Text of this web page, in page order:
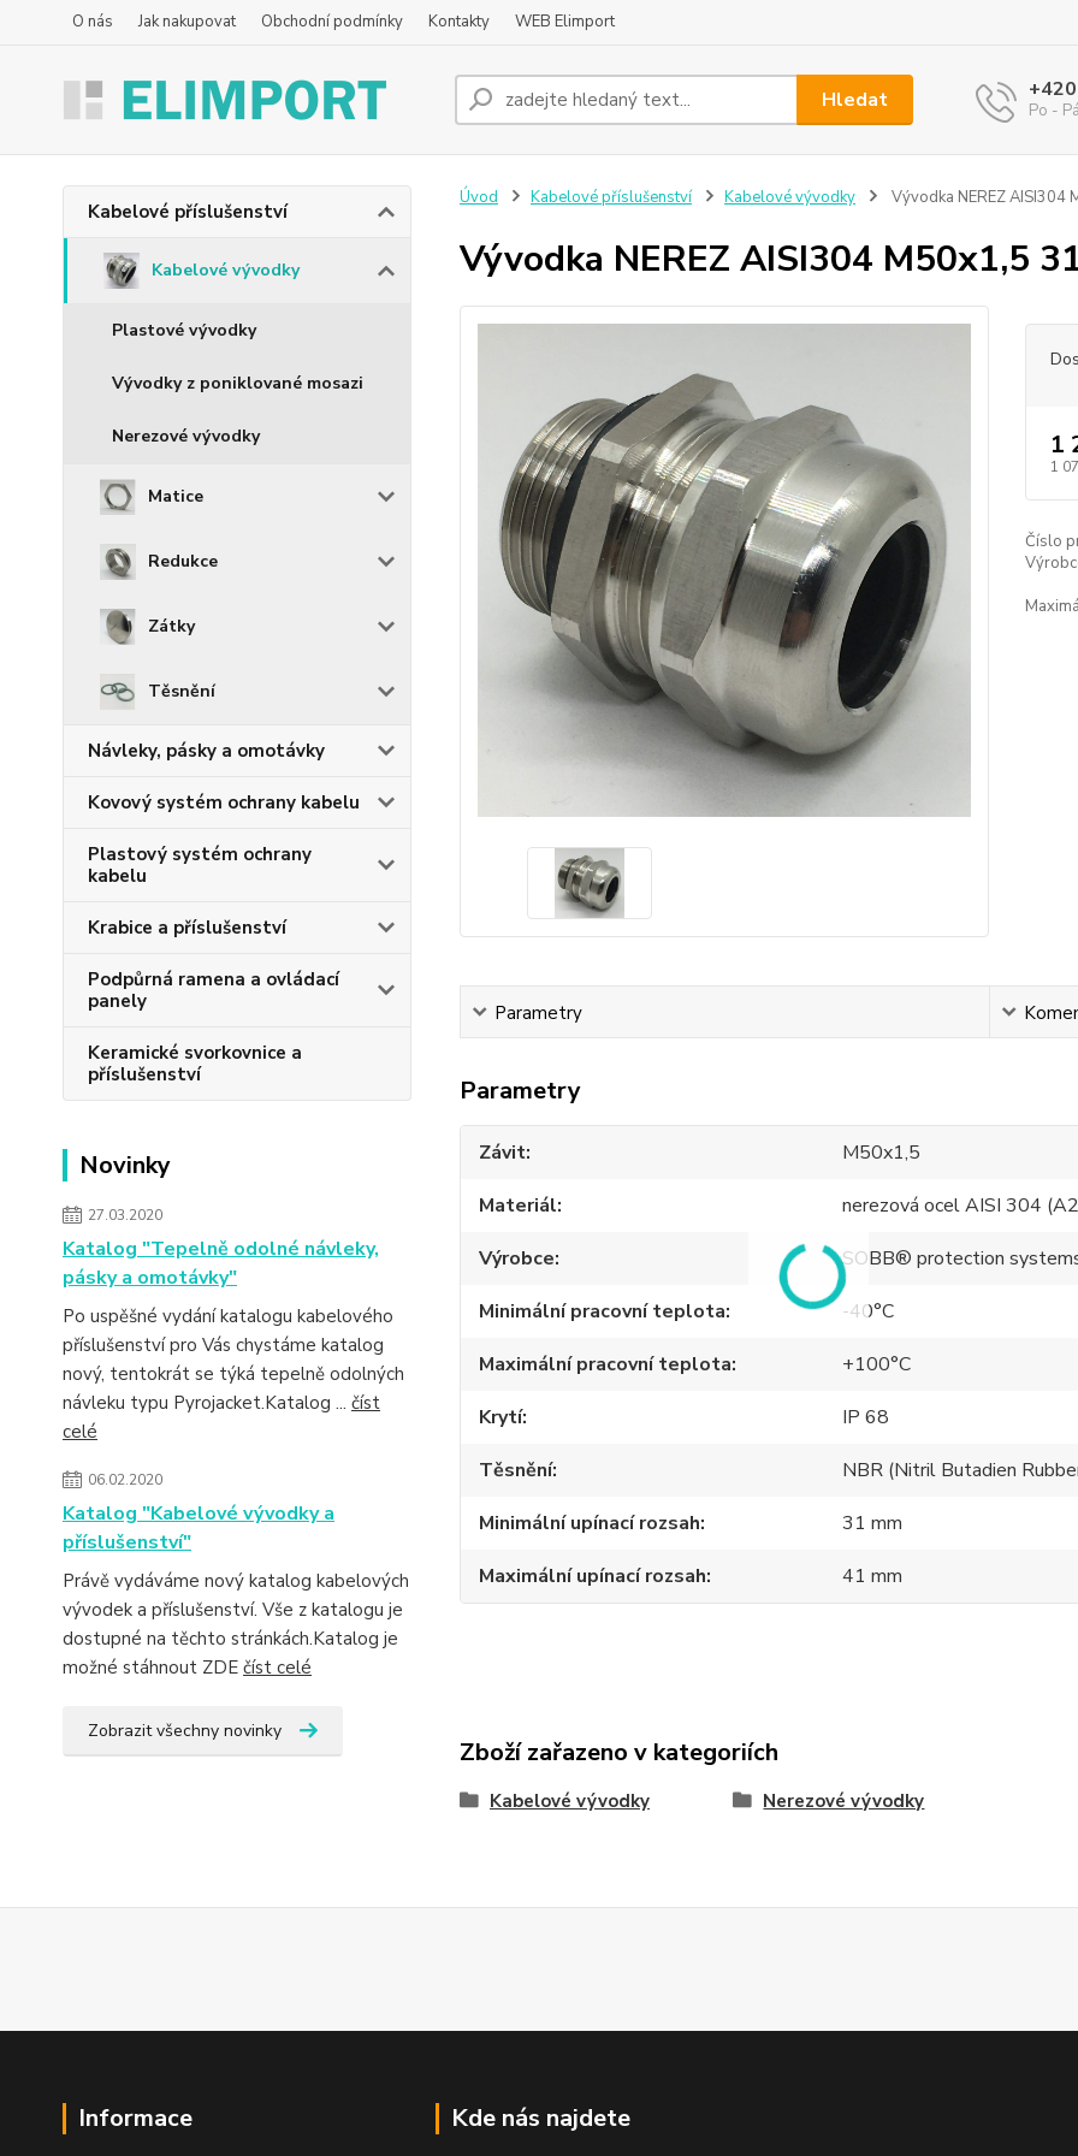
O nás Jak nakupovat Obchodní podmínky Kontakty WEB Elimport
Hledat Po -
Kabelové příslušenství
Kabelové vývodky
Plastové vývodky
Vývodky z poniklované mosazi
Nerezové vývodky
Matice
Redukce
Zátky
Těsnění
Návleky, pásky a omotávky
Kovový systém ochrany kabelu
Plastový systém ochrany
kabelu
Krabice a příslušenství
Podpůrná ramena a ovládací
panely
Keramické svorkovnice a
příslušenství
Novinky
27.03.2020
Katalog "Tepelně odolné návleky,
pásky a omotávky"
Po uspěšné vydání katalogu kabelového
příslušenství pro Vás chystáme katalog
nový, tentokrát se týká tepelně odolných
návleku typu Pyrojacket.Katalog ... číst
celé
06.02.2020
Katalog "Kabelové vývodky a
příslušenství"
Právě vydáváme nový katalog kabelových
vývodek a příslušenství. Vše z katalogu je
dostupné na těchto stránkách.Katalog je
možné stáhnout ZDE číst celé
Zobrazit všechny novinky
Úvod Kabelové příslušenství Kabelové vývodky Vývodka NEREZ AISI304
Vývodka NEREZ AISI304 M50x1,5
1
1
Číslo
Parametry
Parametry
Závit
M50x1,5
Materiál
nerezová ocel AISI 304
Výrobce
SOBB® protection
Minimální pracovní teplota
-40°C
Maximální pracovní teplota
+100°C
Krytí
IP 68
Těsnění
NBR (Nitril Butadien
Minimální upínací rozsah
31 mm
Maximální upínací rozsah
41 mm
Zboží zařazeno v kategoriích
Kabelové vývodky Nerezové vývodky
Informace Kde nás najdete